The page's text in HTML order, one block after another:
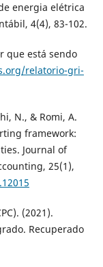
energia elétrica
4(4), 83-102.
que está sendo
relatorio-gri-
N., & Romi, A.
framework:
Journal of
25(1),
(2021).
Recuperado